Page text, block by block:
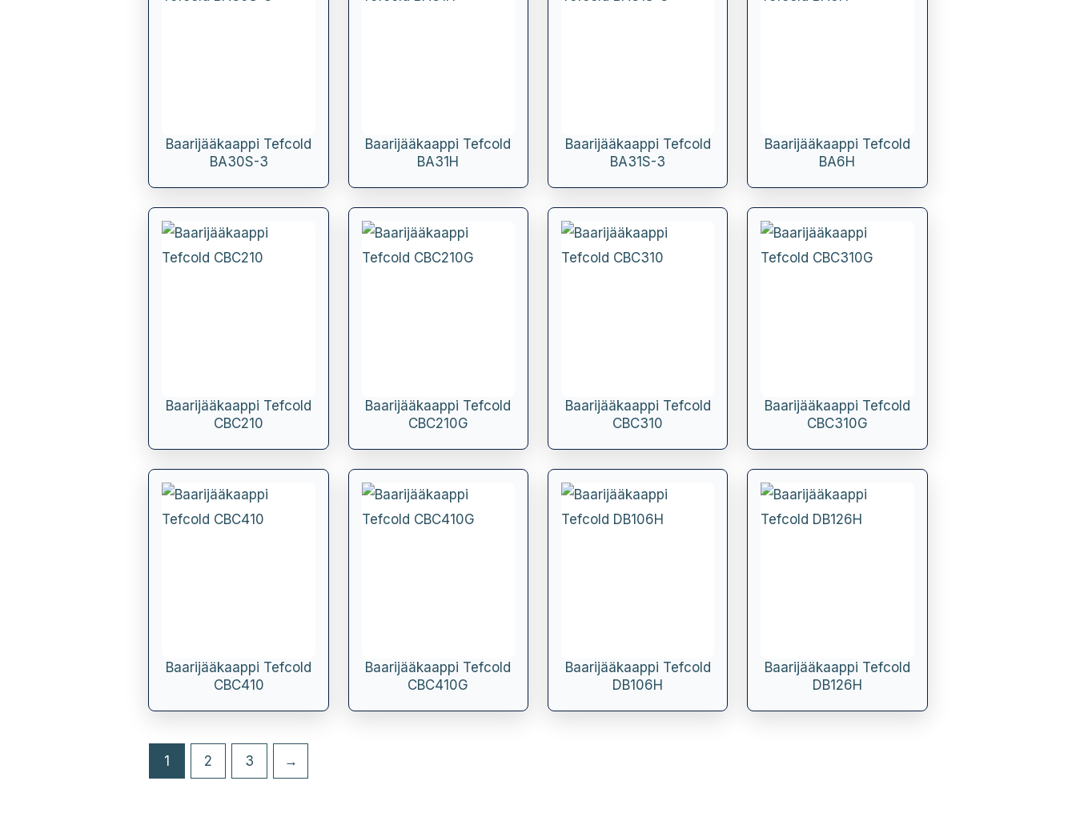
Baarijääkaappi Tefcold
BA30S-3
Baarijääkaappi Tefcold
BA31H
Baarijääkaappi Tefcold
BA31S-3
Baarijääkaappi Tefcold
BA6H
Baarijääkaappi Tefcold
CBC210
Baarijääkaappi Tefcold
CBC210G
Baarijääkaappi Tefcold
CBC310
Baarijääkaappi Tefcold
CBC310G
Baarijääkaappi Tefcold
CBC410
Baarijääkaappi Tefcold
CBC410G
Baarijääkaappi Tefcold
DB106H
Baarijääkaappi Tefcold
DB126H
1 2 3 →